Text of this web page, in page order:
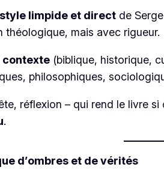
style limpide et direct de
théologique, mais avec rigueur.
contexte (biblique, historique,
philosophiques,
réflexion – qui rend le livre
.
d’ombres et de vérités